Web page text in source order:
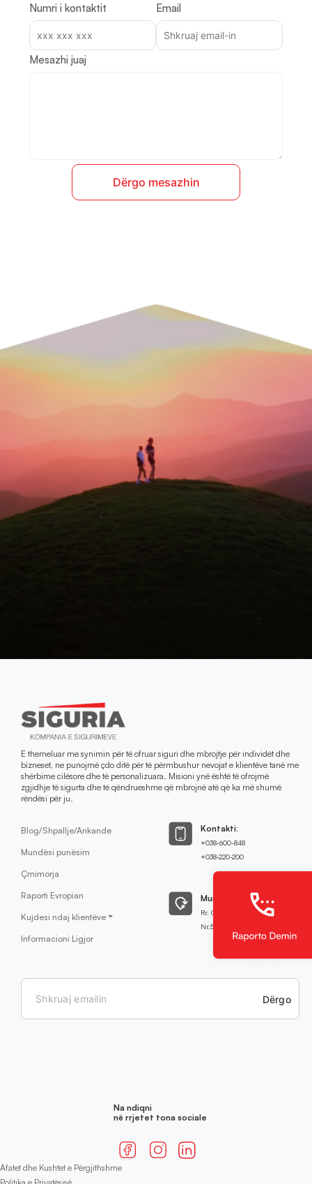
Numri i kontaktit Email
Mesazhi juaj
E themeluar me synimin për të ofruar siguri dhe mbrojtje për individët dhe
bizneset, ne punojmë çdo ditë për të përmbushur nevojat e klientëve tanë me
shërbime cilësore dhe të personalizuara. Misioni ynë është të ofrojmë
zgjidhje të sigurta dhe të qëndrueshme që mbrojnë atë që ka më shumë
rëndësi për ju.
Blog/Shpallje/Ankande
Mundësi punësim
Çmimorja
Raporti Evropian
Kujdesi ndaj klientëve
Informacioni Ligjor
Kontakti:
+038-600-848
+038-220-200
Mund të na gjeni:
Rr. Qamil Hoxha
Nr.51,Prishtinë
Dërgo
Na ndiqni
në rrjetet tona sociale
Afatet dhe Kushtet e Përgjithshme